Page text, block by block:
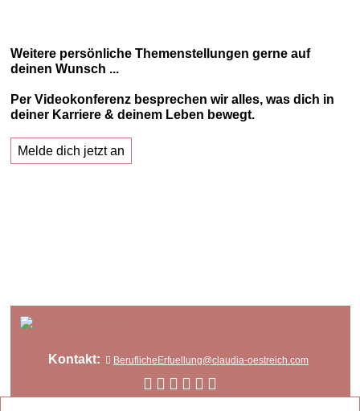
Weitere persönliche Themenstellungen gerne auf
deinen Wunsch ...
Per Videokonferenz besprechen wir alles, was dich in
deiner Karriere & deinem Leben bewegt.
Melde dich jetzt an
Kontakt: BeruflicheErfuellung@claudia-oestreich.com